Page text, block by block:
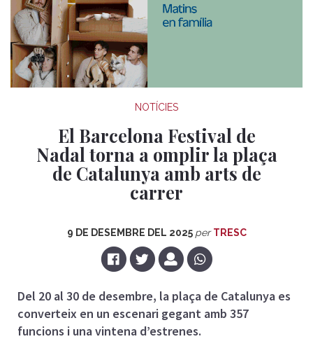
NOTÍCIES
El Barcelona Festival de
Nadal torna a omplir la plaça
de Catalunya amb arts de
carrer
9 DE DESEMBRE DEL 2025 perTRESC
Del 20 al 30 de desembre, la plaça de Catalunya es
converteix en un escenari gegant amb 357
funcions i una vintena d’estrenes.